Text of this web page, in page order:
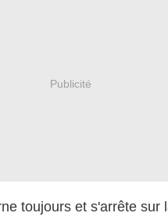
Publicité
toujours et s'arrête sur